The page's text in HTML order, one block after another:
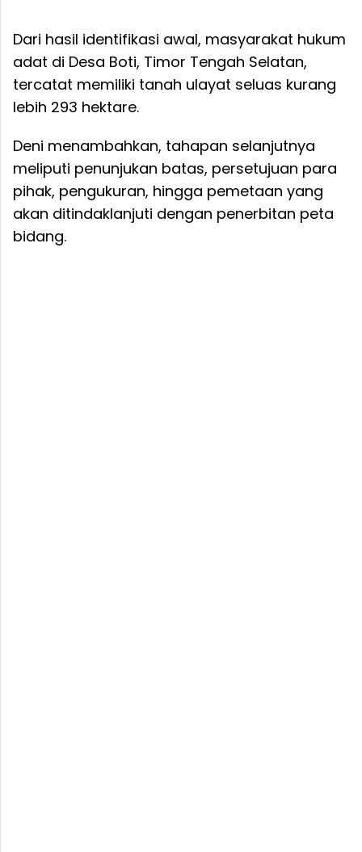
Dari hasil identifikasi awal, masyarakat hukum
adat di Desa Boti, Timor Tengah Selatan,
tercatat memiliki tanah ulayat seluas kurang
lebih 293 hektare.
Deni menambahkan, tahapan selanjutnya
meliputi penunjukan batas, persetujuan para
pihak, pengukuran, hingga pemetaan yang
akan ditindaklanjuti dengan penerbitan peta
bidang.